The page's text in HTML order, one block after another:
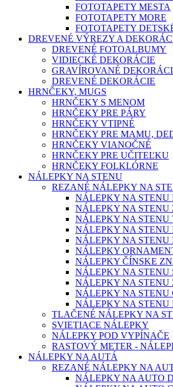
FOTOTAPETY MESTA
FOTOTAPETY MORE
FOTOTAPETY
DREVENÉ VÝREZY A
DREVENÉ FOTOALBUMY
VIDIECKÉ DEKORÁCIE
GRAVÍROVANÉ
DREVENÉ DEKORÁCIE
HRNČEKY, MUGS
HRNČEKY S MENOM
HRNČEKY PRE PÁRY
HRNČEKY VTIPNÉ
HRNČEKY PRE MAMU,
HRNČEKY VIANOČNÉ
HRNČEKY PRE UČITEĽKU
HRNČEKY FOLKLÓRNE
NÁLEPKY NA STENU
REZANÉ NÁLEPKY NA
NÁLEPKY NA STENU
NÁLEPKY NA STENU
NÁLEPKY NA STENU
NÁLEPKY NA STENU
NÁLEPKY NA STENU
NÁLEPKY
NÁLEPKY ČÍNSKE
NÁLEPKY NA STENU
NÁLEPKY NA STENU
NÁLEPKY NA STENU
NÁLEPKY NA STENU
TLAČENÉ NÁLEPKY NA
SVIETIACE NÁLEPKY
NÁLEPKY POD VYPÍNAČE
RASTOVÝ METER -
NÁLEPKY NA AUTÁ
REZANÉ NÁLEPKY NA
NÁLEPKY NA AUTO